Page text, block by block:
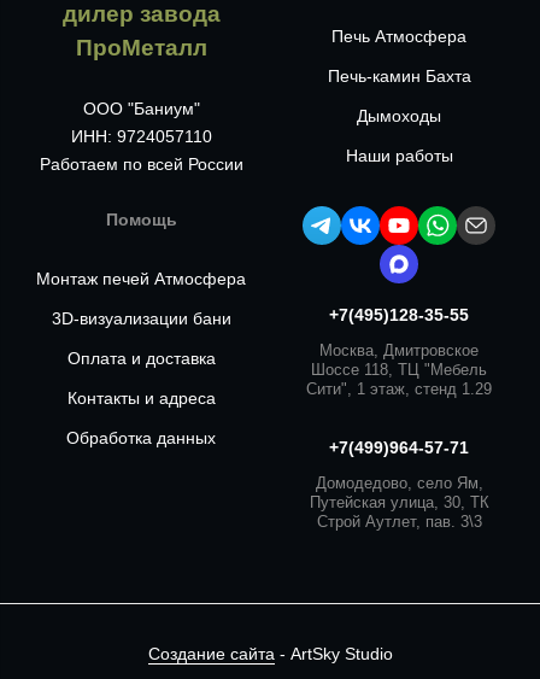
дилер завода
ПроМеталл
ООО "Баниум"
ИНН: 9724057110
Работаем по всей России
Печь Атмосфера
Печь-камин Бахта
Дымоходы
Наши работы
Помощь
Монтаж печей Атмосфера
3D-визуализации бани
Оплата и доставка
Контакты и адреса
Обработка данных
+7(495)128-35-55
Москва, Дмитровское
Шоссе 118, ТЦ "Мебель
Сити", 1 этаж, стенд 1.29
+7(499)964-57-71
Домодедово, село Ям,
Путейская улица, 30, ТК
Строй Аутлет, пав. 3\3
Создание сайта - ArtSky Studio